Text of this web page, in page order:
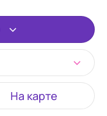
На карте